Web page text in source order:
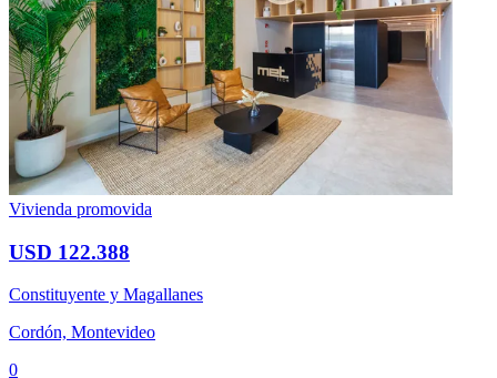
Vivienda promovida
USD 122.388
Constituyente y Magallanes
Cordón, Montevideo
0